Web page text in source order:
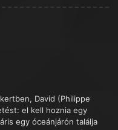
David (Philippe
el kell hoznia egy
egy óceánjárón találja